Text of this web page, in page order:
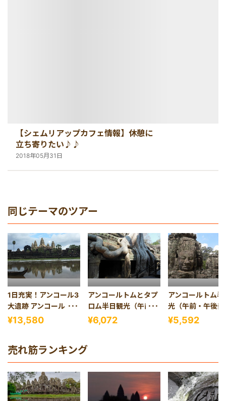
【シェムリアップカフェ情報】休憩に
立ち寄りたい♪♪
2018年05月31日
同じテーマのツアー
1日充実！アンコール3
大遺跡 アンコールワッ
ト・アンコールトム・
タプロム1日観光(バケ
舞踊ディナーショー付
き)
¥13,580
アンコールトムとタプ
ロム半日観光（午前・
午後発）
¥6,072
アンコールトム半
光（午前・午後発
¥5,592
売れ筋ランキング